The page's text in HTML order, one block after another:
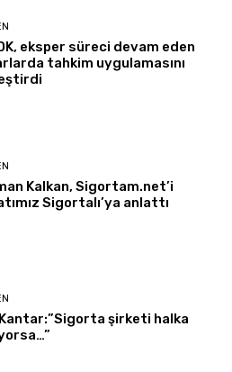
eksper süreci devam eden
tahkim uygulamasını
Kalkan, Sigortam.net’i
Sigortalı’ya anlattı
şirketi halka